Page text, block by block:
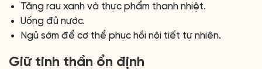
Tăng rau xanh và thực phẩm thanh nhiệt.
Uống đủ nước.
Ngủ sớm để cơ thể phục hồi nội tiết tự nhiên.
Giữ tinh thần ổn định